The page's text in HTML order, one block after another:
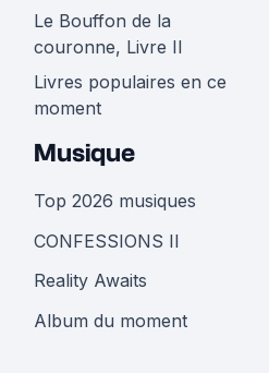
Le Bouffon de la
couronne, Livre II
Livres populaires en ce
moment
Musique
Top 2026 musiques
CONFESSIONS II
Reality Awaits
Album du moment